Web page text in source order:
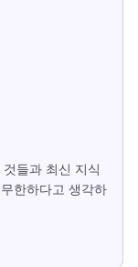
들과 최신 지식
한하다고 생각하